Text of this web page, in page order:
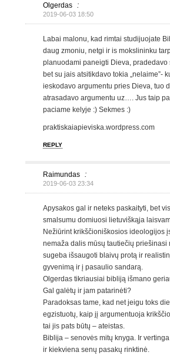
Olgerdas :
2019-06-03 18:50
Labai malonu, kad rimtai studijuojate
daug zmoniu, netgi ir is mokslininku
planuodami paneigti Dieva, pradedavo
bet su jais atsitikdavo tokia „nelaime”-
ieskodavo argumentu pries Dieva, tuo
atrasadavo argumentu uz…. Jus taip
paciame kelyje :) Sekmes :)
praktiskaiapieviska.wordpress.com
REPLY
Raimundas :
2019-06-03 23:34
Apysakos gal ir neteks paskaityti, bet
smalsumu domiuosi lietuviškąja
Nežiūrint krikščioniškosios ideologijos
nemaža dalis mūsų tautiečių priešinasi
sugeba išsaugoti blaivų protą ir
gyvenimą ir į pasaulio sandarą.
Olgerdas tikriausiai bibliją išmano
Gal galėtų ir jam patarinėti?
Paradoksas tame, kad net jeigu toks
egzistuotų, kaip jį argumentuoja
tai jis pats būtų – ateistas.
Biblija – senovės mitų knyga. Ir
ir kiekviena senų pasakų rinktinė.